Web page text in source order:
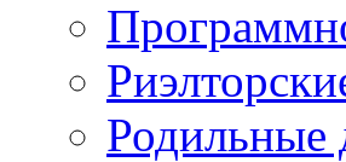
Родильные